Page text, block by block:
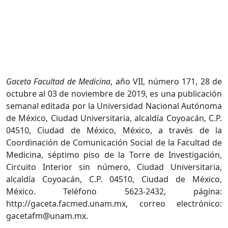
Gaceta Facultad de Medicina, año VII, número 171, 28 de
octubre al 03 de noviembre de 2019, es una publicación
semanal editada por la Universidad Nacional Autónoma
de México, Ciudad Universitaria, alcaldía Coyoacán, C.P.
04510, Ciudad de México, México, a través de la
Coordinación de Comunicación Social de la Facultad de
Medicina, séptimo piso de la Torre de Investigación,
Circuito Interior sin número, Ciudad Universitaria,
alcaldía Coyoacán, C.P. 04510, Ciudad de México,
México. Teléfono 5623-2432, página:
http://gaceta.facmed.unam.mx, correo electrónico:
gacetafm@unam.mx.